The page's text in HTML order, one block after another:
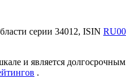
серии 34012, ISIN
и является
.